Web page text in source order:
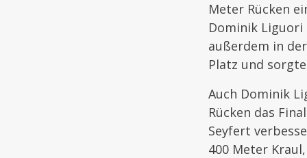
Meter Rücken
Dominik Liguori
außerdem in
Platz und
Auch Dominik
Rücken das
Seyfert
400 Meter